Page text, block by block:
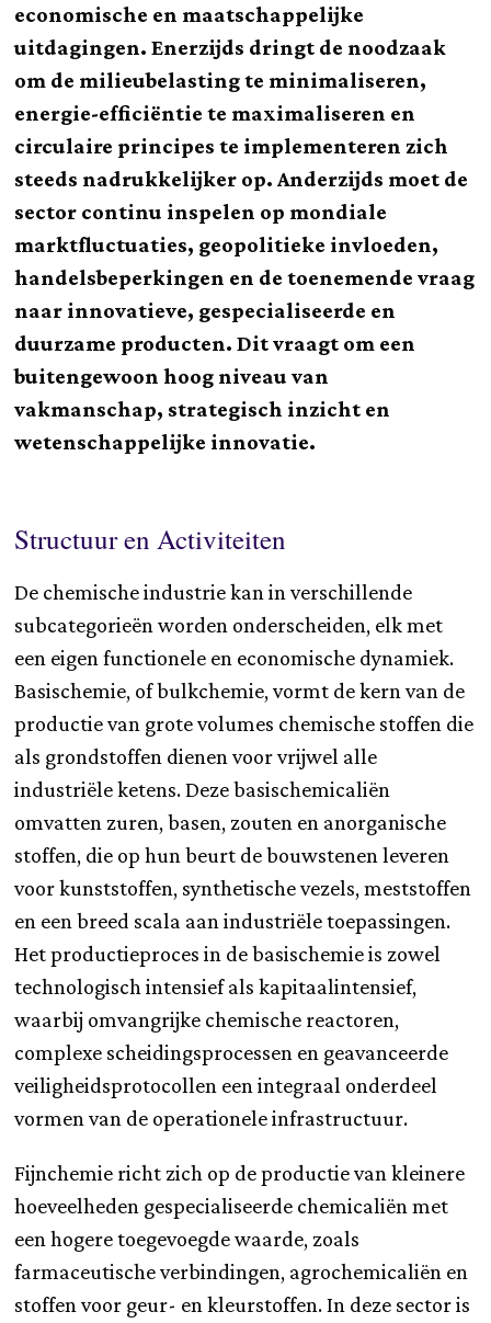
economische en maatschappelijke
uitdagingen. Enerzijds dringt de noodzaak
om de milieubelasting te minimaliseren,
energie-efficiëntie te maximaliseren en
circulaire principes te implementeren zich
steeds nadrukkelijker op. Anderzijds moet de
sector continu inspelen op mondiale
marktfluctuaties, geopolitieke invloeden,
handelsbeperkingen en de toenemende vraag
naar innovatieve, gespecialiseerde en
duurzame producten. Dit vraagt om een
buitengewoon hoog niveau van
vakmanschap, strategisch inzicht en
wetenschappelijke innovatie.
Structuur en Activiteiten
De chemische industrie kan in verschillende
subcategorieën worden onderscheiden, elk met
een eigen functionele en economische dynamiek.
Basischemie, of bulkchemie, vormt de kern van de
productie van grote volumes chemische stoffen die
als grondstoffen dienen voor vrijwel alle
industriële ketens. Deze basischemicaliën
omvatten zuren, basen, zouten en anorganische
stoffen, die op hun beurt de bouwstenen leveren
voor kunststoffen, synthetische vezels, meststoffen
en een breed scala aan industriële toepassingen.
Het productieproces in de basischemie is zowel
technologisch intensief als kapitaalintensief,
waarbij omvangrijke chemische reactoren,
complexe scheidingsprocessen en geavanceerde
veiligheidsprotocollen een integraal onderdeel
vormen van de operationele infrastructuur.
Fijnchemie richt zich op de productie van kleinere
hoeveelheden gespecialiseerde chemicaliën met
een hogere toegevoegde waarde, zoals
farmaceutische verbindingen, agrochemicaliën en
stoffen voor geur- en kleurstoffen. In deze sector is